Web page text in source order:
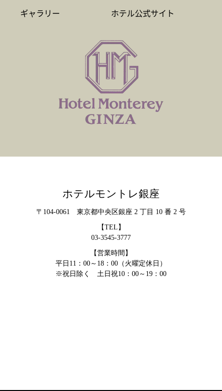
ギャラリー
ホテル公式サイト
ホテルモントレ銀座
〒104-0061 東京都中央区銀座 2 丁目 10 番 2 号
【TEL】
03-3545-3777
【営業時間】
平日11：00～18：00（火曜定休日）
※祝日除く 土日祝10：00～19：00